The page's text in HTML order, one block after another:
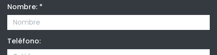
Nombre: *
Teléfono: